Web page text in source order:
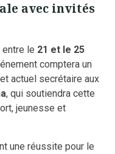
avec invités
entre le 21 et le 25
comptera un
actuel secrétaire aux
, qui soutiendra cette
jeunesse et
une réussite pour le